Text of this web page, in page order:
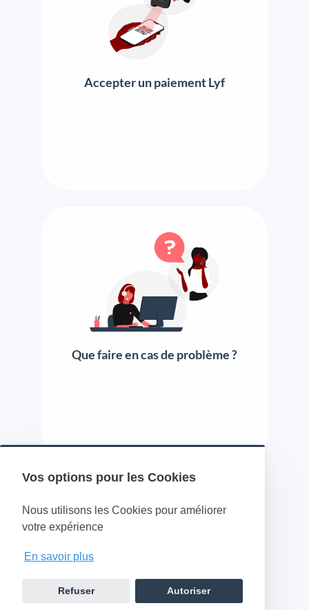
Vos options pour les Cookies
Nous utilisons les Cookies pour améliorer
votre expérience
En savoir plus
Refuser Autoriser
Accepter un paiement Lyf
Que faire en cas de problème ?
(opens in a new tab)